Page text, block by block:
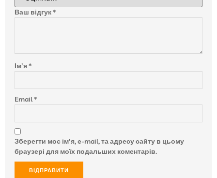
Ваш відгук*
Ім'я*
Email*
Зберегти моє ім'я, e-mail, та адресу сайту в цьому
браузері для моїх подальших коментарів.